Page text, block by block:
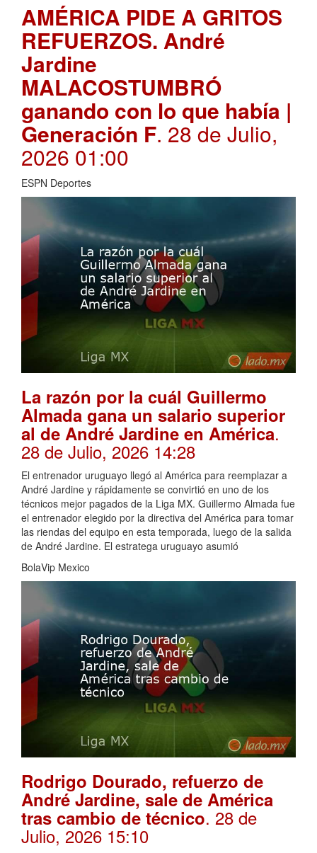
AMÉRICA PIDE A GRITOS
REFUERZOS. André
Jardine
MALACOSTUMBRÓ
ganando con lo que había |
Generación F. 28 de Julio,
2026 01:00
ESPN Deportes
La razón por la cuál Guillermo
Almada gana un salario superior
al de André Jardine en América.
28 de Julio, 2026 14:28
El entrenador uruguayo llegó al América para reemplazar a
André Jardine y rápidamente se convirtió en uno de los
técnicos mejor pagados de la Liga MX. Guillermo Almada fue
el entrenador elegido por la directiva del América para tomar
las riendas del equipo en esta temporada, luego de la salida
de André Jardine. El estratega uruguayo asumió
BolaVip Mexico
Rodrigo Dourado, refuerzo de
André Jardine, sale de América
tras cambio de técnico. 28 de
Julio, 2026 15:10